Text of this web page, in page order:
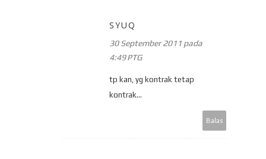
SYUQ
30 September 2011 pada
4:49 PTG
tp kan, yg kontrak tetap
kontrak...
Balas